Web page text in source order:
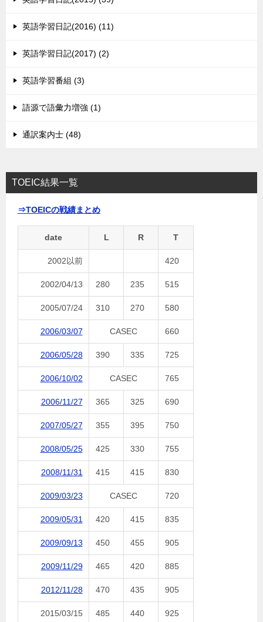
英語学習日記(2016) (11)
英語学習日記(2017) (2)
英語学習番組 (3)
語源で語彙力増強 (1)
通訳案内士 (48)
TOEIC結果一覧
⇒TOEICの戦績まとめ
date L R T
2002以前 420
2002/04/13 280 235 515
2005/07/24 310 270 580
2006/03/07 CASEC 660
2006/05/28 390 335 725
2006/10/02 CASEC 765
2006/11/27 365 325 690
2007/05/27 355 395 750
2008/05/25 425 330 755
2008/11/31 415 415 830
2009/03/23 CASEC 720
2009/05/31 420 415 835
2009/09/13 450 455 905
2009/11/29 465 420 885
2012/11/28 470 435 905
2015/03/15 485 440 925